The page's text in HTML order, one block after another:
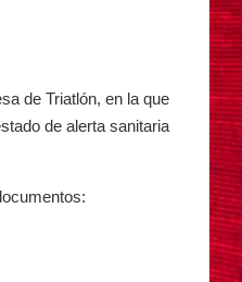
de Triatlón, en la que
de alerta sanitaria